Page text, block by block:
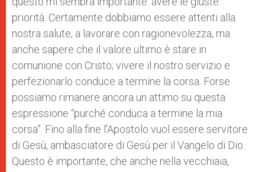
priorità. Certamente dobbiamo essere attenti alla
nostra salute, a lavorare con ragionevolezza, ma
anche sapere che il valore ultimo è stare in
comunione con Cristo; vivere il nostro servizio e
perfezionarlo conduce a termine la corsa. Forse
possiamo rimanere ancora un attimo su questa
espressione “purché conduca a termine la mia
corsa”. Fino alla fine l’Apostolo vuol essere servitore
di Gesù, ambasciatore di Gesù per il Vangelo di Dio.
Questo è importante, che anche nella vecchiaia,